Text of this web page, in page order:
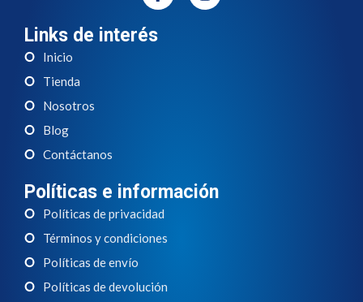
Links de interés
Inicio
Tienda
Nosotros
Blog
Contáctanos
Políticas e información
Políticas de privacidad
Términos y condiciones
Políticas de envío
Políticas de devolución